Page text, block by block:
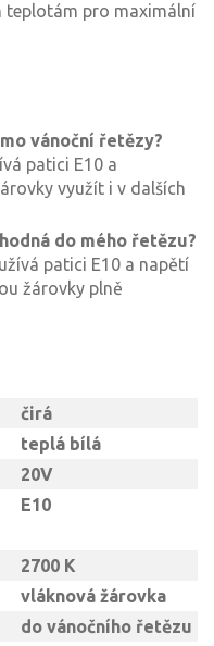
teplotám pro maximální
vánoční řetězy?
patici E10 a
využít i v dalších
do mého řetězu?
patici E10 a napětí
žárovky plně
čirá
teplá bílá
20V
E10
2700 K
vláknová žárovka
do vánočního řetězu